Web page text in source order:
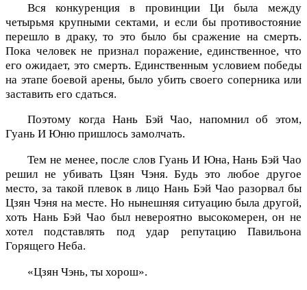
Вся конкуренция в провинции Ци была между
четырьмя крупными сектами, и если бы противостояние
перешло в драку, то это было бы сражение на смерть.
Пока человек не признал поражение, единственное, что
его ожидает, это смерть. Единственным условием победы
на этапе боевой арены, было убить своего соперника или
заставить его сдаться.
Поэтому когда Нань Бэй Чао, напомнил об этом,
Гуань И Юню пришлось замолчать.
Тем не менее, после слов Гуань И Юна, Нань Бэй Чао
решил не убивать Цзян Чэня. Будь это любое другое
место, за такой плевок в лицо Нань Бэй Чао разорвал бы
Цзян Чэня на месте. Но нынешняя ситуацию была другой,
хоть Нань Бэй Чао был невероятно высокомерен, он не
хотел подставлять под удар репутацию Павильона
Горящего Неба.
«Цзян Чэнь, ты хорош».